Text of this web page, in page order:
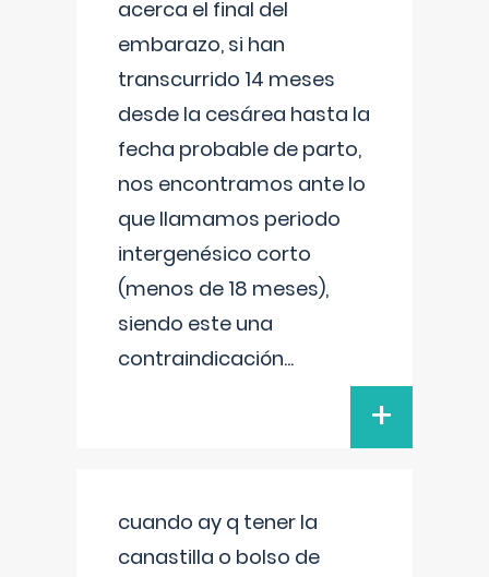
acerca el final del
embarazo, si han
transcurrido 14 meses
desde la cesárea hasta la
fecha probable de parto,
nos encontramos ante lo
que llamamos periodo
intergenésico corto
(menos de 18 meses),
siendo este una
contraindicación...
+
cuando ay q tener la
canastilla o bolso de